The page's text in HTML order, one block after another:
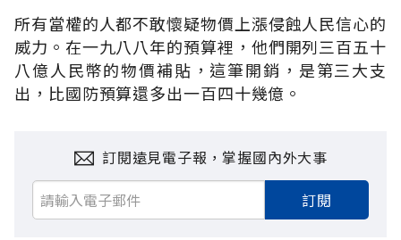
所有當權的人都不敢懷疑物價上漲侵蝕人民信心的
威力。在一九八八年的預算裡，他們開列三百五十
八億人民幣的物價補貼，這筆開銷，是第三大支
出，比國防預算還多出一百四十幾億。
訂閱遠見電子報，掌握國內外大事
訂閱